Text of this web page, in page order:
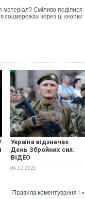
Сміливо поділися
соцмережах через ці кнопки
Україна відзначає
День Збройних сил.
ВІДЕО
06.12.2021
Правила коментування ! »